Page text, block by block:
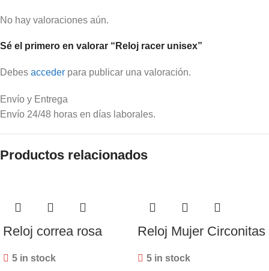
No hay valoraciones aún.
Sé el primero en valorar “Reloj racer unisex”
Debes acceder para publicar una valoración.
Envío y Entrega
Envío 24/48 horas en días laborales.
Productos relacionados
Reloj correa rosa
5 in stock
Reloj Mujer Circonitas
5 in stock